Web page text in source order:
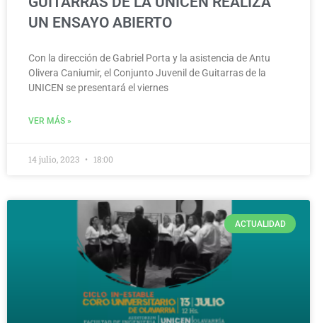
UN ENSAYO ABIERTO
Con la dirección de Gabriel Porta y la asistencia de Antu
Olivera Caniumir, el Conjunto Juvenil de Guitarras de la
UNICEN se presentará el viernes
VER MÁS »
14 julio, 2023 18:00
ACTUALIDAD